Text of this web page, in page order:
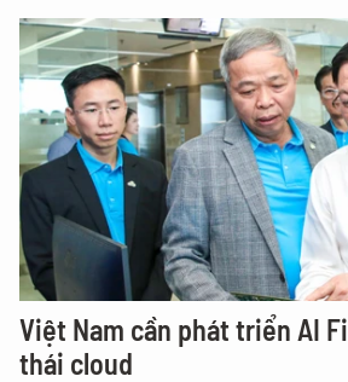
Việt Nam cần phát triển AI
thái cloud